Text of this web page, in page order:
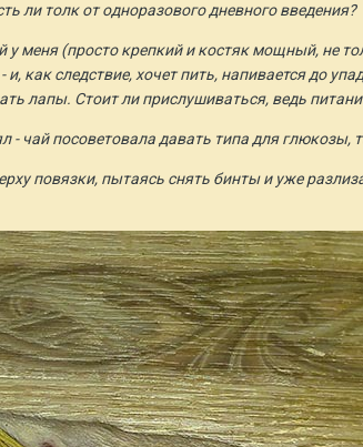
ли толк от одноразового дневного введения?
у меня (просто крепкий и костяк мощный, не
как следствие, хочет пить, напивается до
лапы. Стоит ли прислушиваться, ведь
чай посоветовала давать типа для глюкозы,
повязки, пытаясь снять бинты и уже